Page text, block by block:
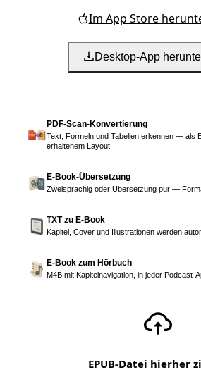
Im App Store
Desktop-App
PDF-Scan-Konvertierung
Text, Formeln und Tabellen erkennen — als
erhaltenem Layout
E-Book-Übersetzung
Zweisprachig oder Übersetzung pur —
TXT zu E-Book
Kapitel, Cover und Illustrationen werden
E-Book zum Hörbuch
M4B mit Kapitelnavigation, in jeder Podcast-
EPUB-Datei hierher